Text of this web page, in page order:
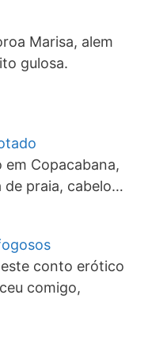
Marisa, alem
gulosa.
em Copacabana,
de praia, cabelo…
conto erótico
comigo,